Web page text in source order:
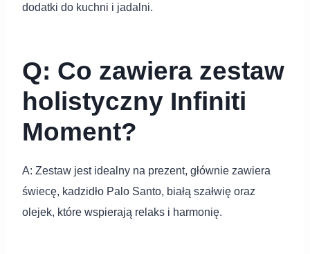
dodatki do kuchni i jadalni.
Q: Co zawiera zestaw
holistyczny Infiniti
Moment?
A: Zestaw jest idealny na prezent, głównie zawiera
świecę, kadzidło Palo Santo, białą szałwię oraz
olejek, które wspierają relaks i harmonię.